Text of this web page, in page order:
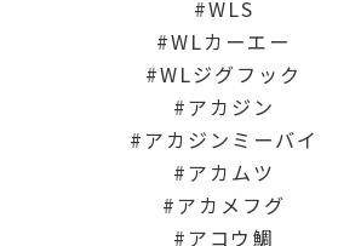
WLS
WLカーエー
WLジグフック
アカジン
アカジンミーバイ
アカムツ
アカメフグ
アコウ鯛